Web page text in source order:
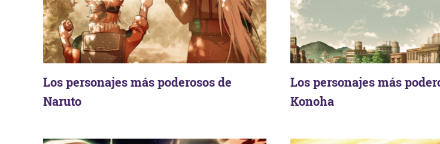
Los personajes más poderosos de
Naruto
Los personajes más
Konoha